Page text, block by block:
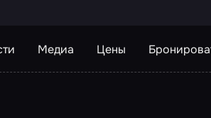
Медиа Цены